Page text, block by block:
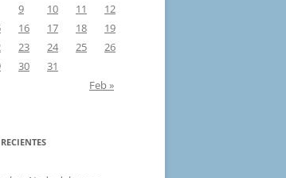
9 10 11
12
16 17 18
19
23 24 25
26
30
31
Feb »